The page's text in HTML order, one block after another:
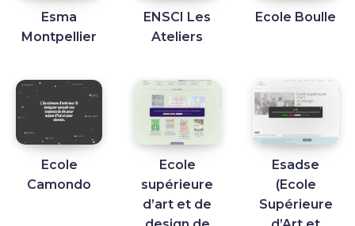
Esma
Montpellier
ENSCI Les
Ateliers
Ecole Boulle
Ecole
Camondo
Ecole
supérieure
d’art et de
Esadse
(Ecole
Supérieure